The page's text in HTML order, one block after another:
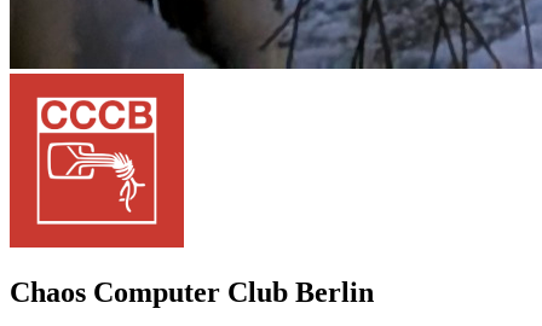
Chaos Computer Club Berlin